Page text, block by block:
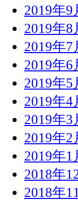
2019年9
2019年8
2019年7
2019年6
2019年5
2019年4
2019年3
2019年2
2019年1
2018年
2018年